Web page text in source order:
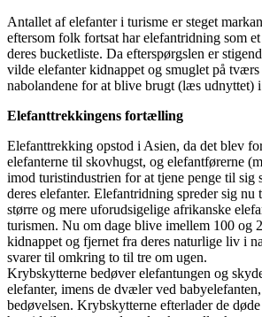
Antallet af elefanter i turisme er steget
eftersom folk fortsat har elefantridning som et
deres bucketliste. Da efterspørgslen er
vilde elefanter kidnappet og smuglet på
nabolandene for at blive brugt (læs udnyttet)
Elefanttrekkingens fortælling
Elefanttrekking opstod i Asien, da det blev
elefanterne til skovhugst, og elefantførerne
imod turistindustrien for at tjene penge til sig
deres elefanter. Elefantridning spreder sig
større og mere uforudsigelige afrikanske
turismen. Nu om dage blive imellem 100 og
kidnappet og fjernet fra deres naturlige liv i
svarer til omkring to til tre om ugen.
Krybskytterne bedøver elefantungen og
elefanter, imens de dvæler ved
bedøvelsen. Krybskytterne efterlader de